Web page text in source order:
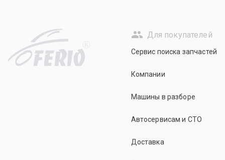
R
Для покупателей
Сервис поиска запчастей
Компании
Машины в разборе
Автосервисам и СТО
Доставка